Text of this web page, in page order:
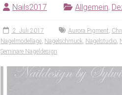
Nails2017 Allgemein,
2. Juli 2017 Aurora Pigment,
Nagelmodellage, Nagelschmuck, Nagelstudio,
Seminare Nageldesign